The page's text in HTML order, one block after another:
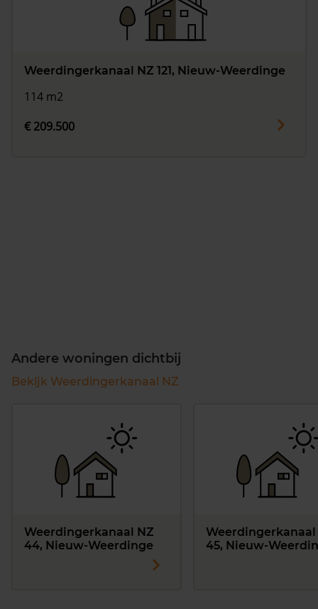
Weerdingerkanaal NZ 121, Nieuw-Weerdinge
114 m2
€ 209.500
Andere woningen dichtbij
Bekijk Weerdingerkanaal NZ
Weerdingerkanaal NZ
44, Nieuw-Weerdinge
Weerdingerkanaal
45, Nieuw-